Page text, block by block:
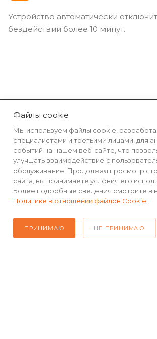
Устройство автоматически
бездействии более 10 минут.
КАТАЛОГ
РЕКВИЗИТЫ
ПОМОЩЬ
Файлы cookie
Мы используем файлы cookie,
специалистами и третьими лицами, для
событий на нашем веб-сайте, что
улучшать взаимодействие с
обслуживание. Продолжая просмотр
сайта, вы принимаете условия его
Более подробные сведения смотрите в
Политике в отношении файлов Cookie
ПРИНИМАЮ НЕ ПРИНИМАЮ